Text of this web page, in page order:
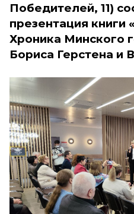
Победителей, 11)
презентация книги
Хроника Минского
Бориса Герстена и